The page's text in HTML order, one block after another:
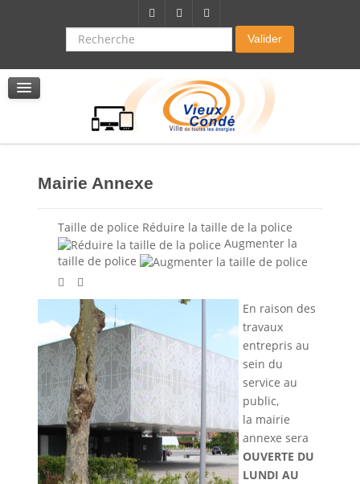
Recherche Valider
La résidence autonomie
Service de soins infirmers à domicile
Service d'aide à domicile
Pole multi services accompagnement seniors
Mairie Annexe
Taille de police Réduire la taille de la police
Augmenter la
taille de police
En raison des
travaux
entrepris au
sein du
service au
public,
la mairie
annexe sera
OUVERTE DU
LUNDI AU